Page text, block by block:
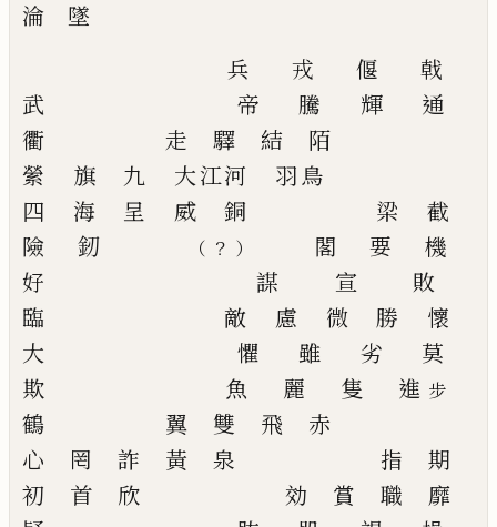
淪
墜
兵
戎 偃
戟
武
帝 騰 輝
通
衢
走 驛 結
陌
縈
旗 九 大江河
羽鳥
四
海 呈 威 銅 梁
截
險
釰 （ ？ ） 閣 要
機
好
謀 宣
敗
臨
敵 慮 微 勝
懷
大
懼 雖 劣
莫
欺
魚 麗 隻 進 步
鶴 翼 雙 飛
赤
心
罔 詐 黃 泉 指
期
初
首 欣 効 賞 職
靡